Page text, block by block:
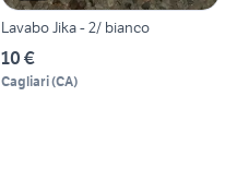
Lavabo Jika - 2/ bianco
10 €
Cagliari(CA)